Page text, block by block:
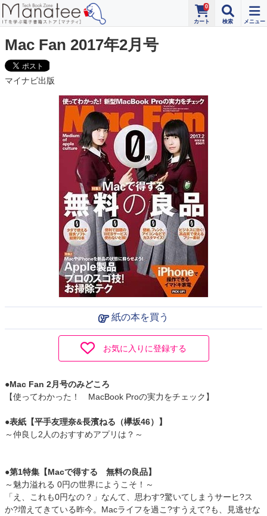
0
Mac Fan 2017年2月号
マイナビ出版
紙の本を買う
お気に入りに登録する
●Mac Fan 2月号のみどころ
【使ってわかった！ MacBook Proの実力をチェック】
●表紙【平手友理奈&長濱ねる（欅坂46）】
～仲良し2人のおすすめアプリは？～
●第1特集【Macで得する 無料の良品】
～魅力溢れる 0円の世界にようこそ！～
「え、これも0円なの？」なんて、思わす?驚いてしまうサーヒ?ス
か?増えてきている昨今。Macライフを過こ?すうえて?も、見逃せな